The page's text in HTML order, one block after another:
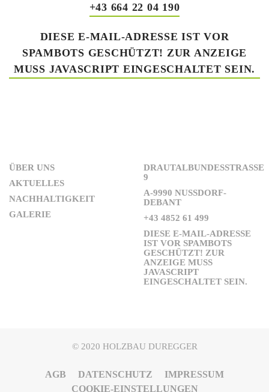
+43 664 22 04 190
DIESE E-MAIL-ADRESSE IST VOR
SPAMBOTS GESCHÜTZT! ZUR ANZEIGE
MUSS JAVASCRIPT EINGESCHALTET SEIN.
ÜBER UNS
AKTUELLES
NACHHALTIGKEIT
GALERIE
DRAUTALBUNDESSTRASSE 9
A-9990 NUSSDORF-D
EBANT
+43 4852 61 499
DIESE E-MAIL-ADRESSE
IST VOR SPAMBOTS
GESCHÜTZT! ZUR
ANZEIGE MUSS
JAVASCRIPT
EINGESCHALTET SEIN.
© 2020 HOLZBAU DUREGGER
AGB DATENSCHUTZ
IMPRESSUM
COOKIE-EINSTELLUNGEN